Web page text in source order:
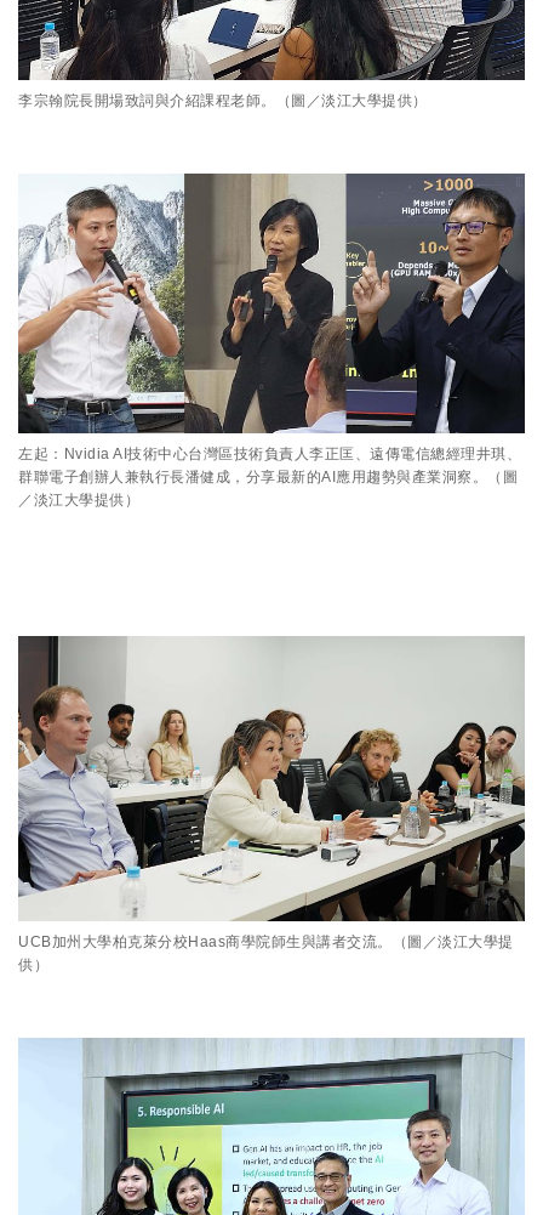
李宗翰院長開場致詞與介紹課程老師。（圖／淡江大學提供）
左起：Nvidia AI技術中心台灣區技術負責人李正匡、遠傳電信總經理井琪、
群聯電子創辦人兼執行長潘健成，分享最新的AI應用趨勢與產業洞察。（圖
／淡江大學提供）
UCB加州大學柏克萊分校Haas商學院師生與講者交流。（圖／淡江大學提
供）